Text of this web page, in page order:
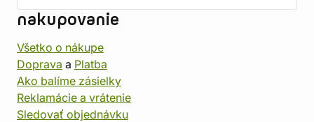
nakupovanie
Všetko o nákupe
Doprava a Platba
Ako balíme zásielky
Reklamácie a vrátenie
Sledovať objednávku